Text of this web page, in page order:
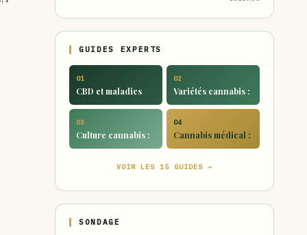
GUIDES EXPERTS
01
CBD et maladies
02
Variétés cannabis :
03
Culture cannabis :
04
Cannabis médical :
VOIR LES 15 GUIDES →
SONDAGE